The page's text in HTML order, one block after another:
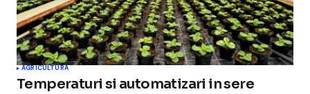
AGRICULTURA
Temperaturi si automatizari in sere